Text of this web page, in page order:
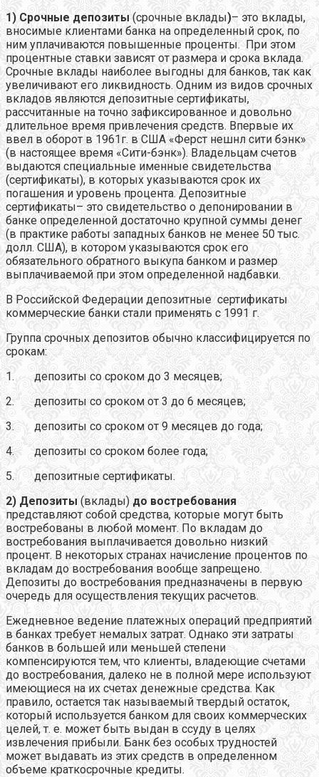
1) Срочные депозиты (срочные вклады)– это вклады,
вносимые клиентами банка на определенный срок, по
ним уплачиваются повышенные проценты. При этом
процентные ставки зависят от размера и срока вклада.
Срочные вклады наиболее выгодны для банков, так как
увеличивают его ликвидность. Одним из видов срочных
вкладов являются депозитные сертификаты,
рассчитанные на точно зафиксированное и довольно
длительное время привлечения средств. Впервые их
ввел в оборот в 1961г. в США «Ферст нешнл сити бэнк»
(в настоящее время «Сити-бэнк»). Владельцам счетов
выдаются специальные именные свидетельства
(сертификаты), в которых указываются срок их
погашения и уровень процента. Депозитные
сертификаты– это свидетельство о депонировании в
банке определенной достаточно крупной суммы денег
(в практике работы западных банков не менее 50 тыс.
долл. США), в котором указываются срок его
обязательного обратного выкупа банком и размер
выплачиваемой при этом определенной надбавки.
В Российской Федерации депозитные сертификаты
коммерческие банки стали применять с 1991 г.
Группа срочных депозитов обычно классифицируется по
срокам:
1. депозиты со сроком до 3 месяцев;
2. депозиты со сроком от 3 до 6 месяцев;
3. депозиты со сроком от 9 месяцев до года;
4. депозиты со сроком более года;
5. депозитные сертификаты.
2) Депозиты (вклады) до востребования
представляют собой средства, которые могут быть
востребованы в любой момент. По вкладам до
востребования выплачивается довольно низкий
процент. В некоторых странах начисление процентов по
вкладам до востребования вообще запрещено.
Депозиты до востребования предназначены в первую
очередь для осуществления текущих расчетов.
Ежедневное ведение платежных операций предприятий
в банках требует немалых затрат. Однако эти затраты
банков в большей или меньшей степени
компенсируются тем, что клиенты, владеющие счетами
до востребования, далеко не в полной мере используют
имеющиеся на их счетах денежные средства. Как
правило, остается так называемый твердый остаток,
который используется банком для своих коммерческих
целей, т. е. может быть выдан в ссуду в целях
извлечения прибыли. Банк без особых трудностей
может выдавать из этих средств в определенном
объеме краткосрочные кредиты.